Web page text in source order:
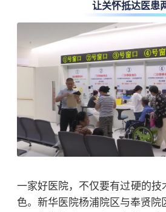
让关怀抵达医患
一家好医院，不仅要有过硬的技
色。新华医院杨浦院区与奉贤院